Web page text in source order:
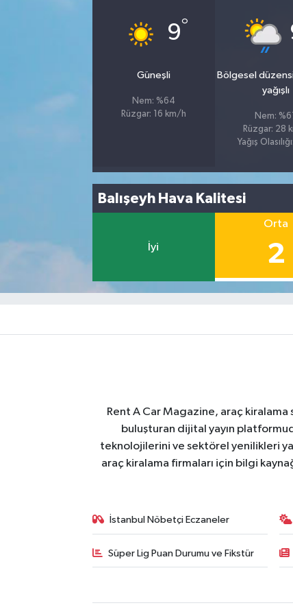
9°
Güneşli
Nem: %64
Rüzgar: 16 km/h
Bölgesel
yağışlı
Nem:
Rüzgar: 28
Yağış
Balışeyh Hava Kalitesi
İyi
Orta
2
Rent A Car Magazine, araç
buluşturan dijital yayın
teknolojilerini ve sektörel yenilikleri
araç kiralama firmaları için bilgi
İstanbul Nöbetçi Eczaneler
Süper Lig Puan Durumu ve Fikstür